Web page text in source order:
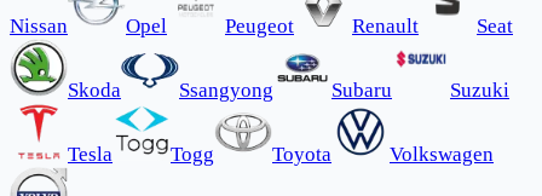
Nissan Opel Peugeot Renault Seat
Skoda Ssangyong Subaru Suzuki
Tesla Togg Toyota Volkswagen